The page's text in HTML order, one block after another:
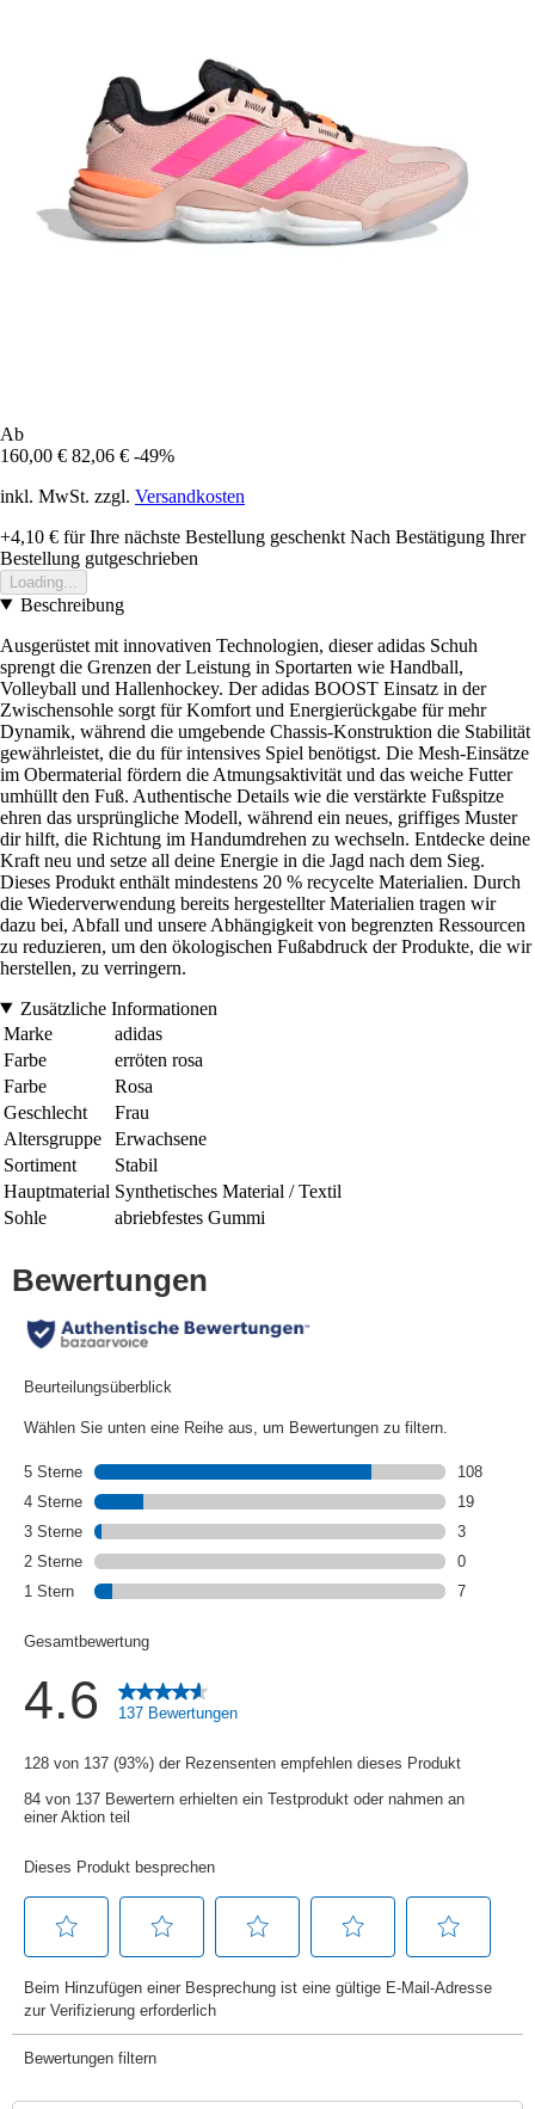
Ab
160,00 € 82,06 € -49%
inkl. MwSt. zzgl. Versandkosten
+4,10 € für Ihre nächste Bestellung geschenkt Nach Bestätigung Ihrer
Bestellung gutgeschrieben
Loading...
Beschreibung
Ausgerüstet mit innovativen Technologien, dieser adidas Schuh
sprengt die Grenzen der Leistung in Sportarten wie Handball,
Volleyball und Hallenhockey. Der adidas BOOST Einsatz in der
Zwischensohle sorgt für Komfort und Energierückgabe für mehr
Dynamik, während die umgebende Chassis-Konstruktion die Stabilität
gewährleistet, die du für intensives Spiel benötigst. Die Mesh-Einsätze
im Obermaterial fördern die Atmungsaktivität und das weiche Futter
umhüllt den Fuß. Authentische Details wie die verstärkte Fußspitze
ehren das ursprüngliche Modell, während ein neues, griffiges Muster
dir hilft, die Richtung im Handumdrehen zu wechseln. Entdecke deine
Kraft neu und setze all deine Energie in die Jagd nach dem Sieg.
Dieses Produkt enthält mindestens 20 % recycelte Materialien. Durch
die Wiederverwendung bereits hergestellter Materialien tragen wir
dazu bei, Abfall und unsere Abhängigkeit von begrenzten Ressourcen
zu reduzieren, um den ökologischen Fußabdruck der Produkte, die wir
herstellen, zu verringern.
Zusätzliche Informationen
Marke
adidas
Farbe
erröten rosa
Farbe
Rosa
Geschlecht
Frau
Altersgruppe
Erwachsene
Sortiment
Stabil
Hauptmaterial Synthetisches Material / Textil
Sohle
abriebfestes Gummi